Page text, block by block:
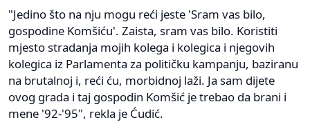
"Jedino što na nju mogu reći jeste 'Sram vas bilo,
gospodine Komšiću'. Zaista, sram vas bilo. Koristiti
mjesto stradanja mojih kolega i kolegica i njegovih
kolegica iz Parlamenta za političku kampanju, baziranu
na brutalnoj i, reći ću, morbidnoj laži. Ja sam dijete
ovog grada i taj gospodin Komšić je trebao da brani i
mene '92-'95", rekla je Ćudić.